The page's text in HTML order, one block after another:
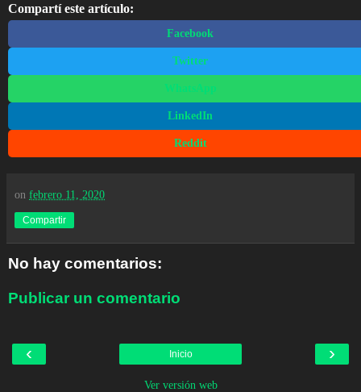
Compartí este artículo:
Facebook
Twitter
WhatsApp
LinkedIn
Reddit
on febrero 11, 2020
Compartir
No hay comentarios:
Publicar un comentario
‹ ›
Inicio
Ver versión web